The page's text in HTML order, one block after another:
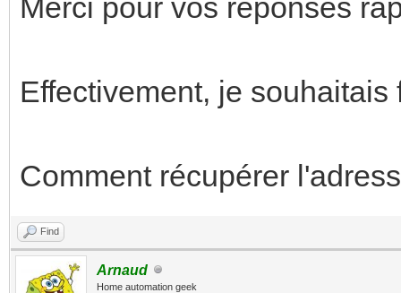
Merci pour vos réponses
Effectivement, je
Comment récupérer
Find
Arnaud
Home automation geek